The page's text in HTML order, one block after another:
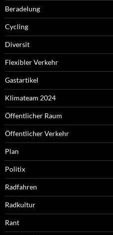
Beradelung
Cycling
Diversit
Flexibler Verkehr
Gastartikel
Klimateam 2024
Öffentlicher Raum
Öffentlicher Verkehr
Plan
Politix
Radfahren
Radkultur
Rant